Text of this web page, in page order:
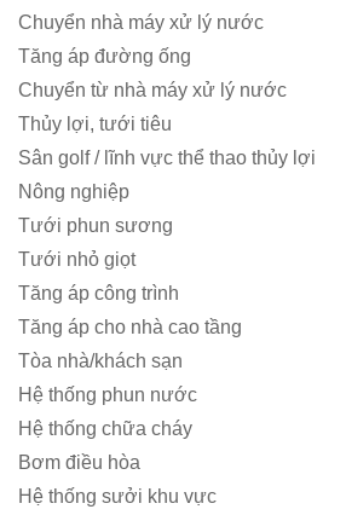
Chuyển nhà máy xử lý nước
Tăng áp đường ống
Chuyển từ nhà máy xử lý nước
Thủy lợi, tưới tiêu
Sân golf / lĩnh vực thể thao thủy lợi
Nông nghiệp
Tưới phun sương
Tưới nhỏ giọt
Tăng áp công trình
Tăng áp cho nhà cao tầng
Tòa nhà/khách sạn
Hệ thống phun nước
Hệ thống chữa cháy
Bơm điều hòa
Hệ thống sưởi khu vực